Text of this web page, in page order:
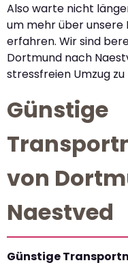
Also warte nicht
um mehr über unsere
erfahren. Wir sind
Dortmund nach
stressfreien Umzug
Günstige
von
Naestved
Günstige